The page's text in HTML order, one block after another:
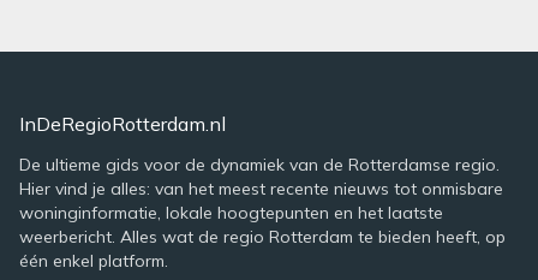
InDeRegioRotterdam.nl
De ultieme gids voor de dynamiek van de Rotterdamse regio.
Hier vind je alles: van het meest recente nieuws tot onmisbare
woninginformatie, lokale hoogtepunten en het laatste
weerbericht. Alles wat de regio Rotterdam te bieden heeft, op
één enkel platform.